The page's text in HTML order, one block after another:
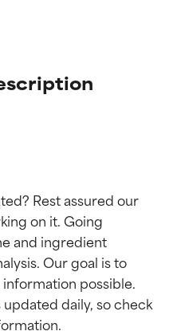
Rest assured our
on it. Going
and ingredient
Our goal is to
possible.
daily, so check
de
de